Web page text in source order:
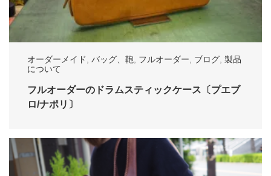
オーダーメイド, バッグ、鞄, フルオーダー, ブログ, 製品
について
フルオーダーのドラムスティックケース〔プエブ
ロ/ナポリ〕